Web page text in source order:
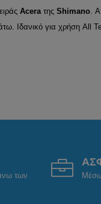
Acera της Shimano.
Ιδανικό για χρήση All
των